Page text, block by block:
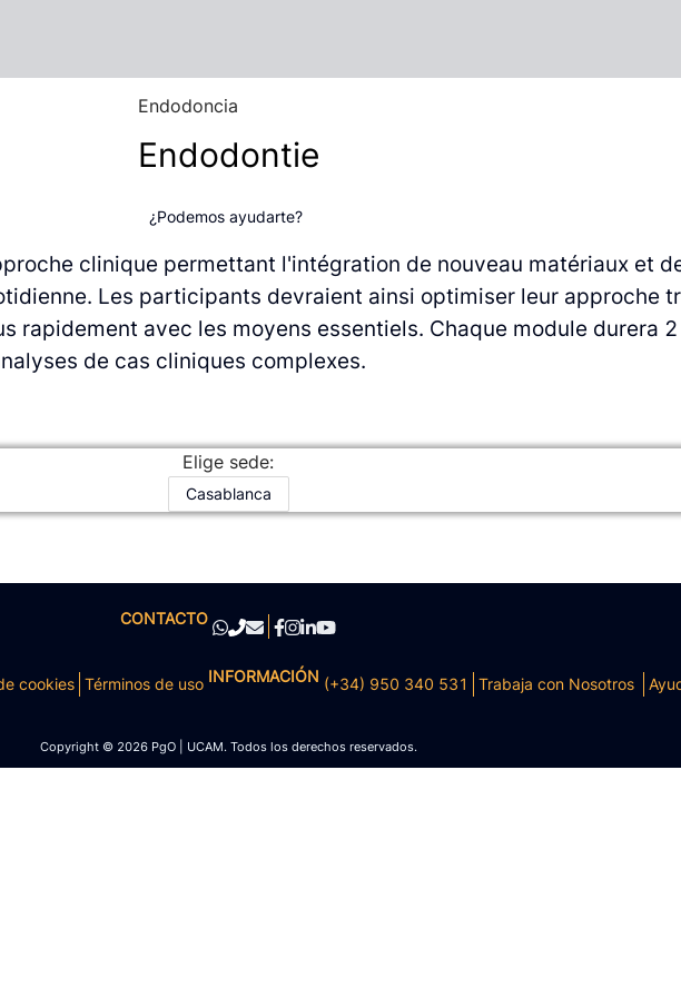
Endodoncia
Endodontie
¿Podemos ayudarte?
clinique permettant l'intégration de nouveau matériaux et
Les participants devraient ainsi optimiser leur approche
rapidement avec les moyens essentiels. Chaque module durera
de cas cliniques complexes.
Elige sede:
Casablanca
CONTACTO
cookies Términos de uso INFORMACIÓN (+34) 950 340 531 Trabaja con Nosotros
Copyright © 2026 PgO | UCAM. Todos los derechos reservados.